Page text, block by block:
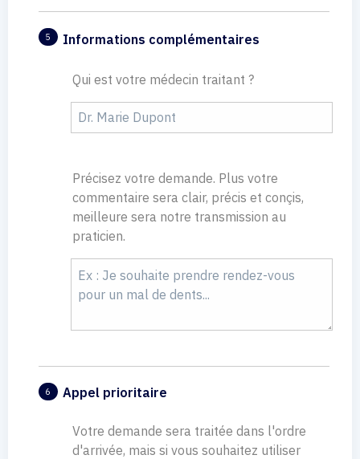
5 Informations complémentaires
Qui est votre médecin traitant ?
Précisez votre demande. Plus votre
commentaire sera clair, précis et conçis,
meilleure sera notre transmission au
praticien.
6 Appel prioritaire
Votre demande sera traitée dans l'ordre
d'arrivée, mais si vous souhaitez utiliser